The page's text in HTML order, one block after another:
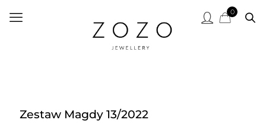
0
Zestaw Magdy 13/2022